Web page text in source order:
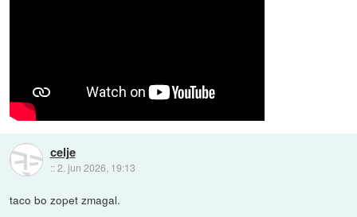
celje
::2. jun 2026, 19:13
taco bo zopet zmagal.